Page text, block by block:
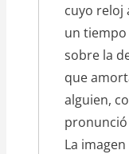
cuyo reloj
un
sobre la
que
alguien,
La